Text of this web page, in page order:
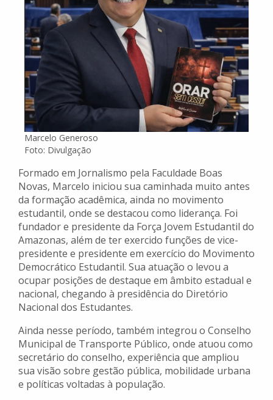
Marcelo Generoso
Foto: Divulgação
Formado em Jornalismo pela Faculdade Boas
Novas, Marcelo iniciou sua caminhada muito antes
da formação acadêmica, ainda no movimento
estudantil, onde se destacou como liderança. Foi
fundador e presidente da Força Jovem Estudantil do
Amazonas, além de ter exercido funções de vice-
presidente e presidente em exercício do Movimento
Democrático Estudantil. Sua atuação o levou a
ocupar posições de destaque em âmbito estadual e
nacional, chegando à presidência do Diretório
Nacional dos Estudantes.
Ainda nesse período, também integrou o Conselho
Municipal de Transporte Público, onde atuou como
secretário do conselho, experiência que ampliou
sua visão sobre gestão pública, mobilidade urbana
e políticas voltadas à população.